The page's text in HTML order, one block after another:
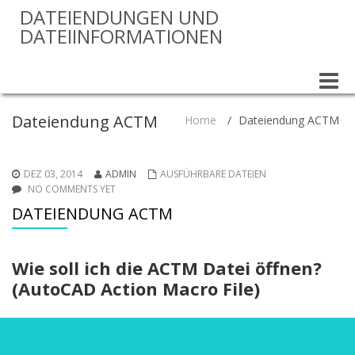
DATEIENDUNGEN UND
DATEIINFORMATIONEN
Toggle
Dateiendung ACTM Home / Dateiendung ACTM
DEZ 03, 2014 ADMIN
AUSFÜHRBARE DATEIEN
NO COMMENTS YET
DATEIENDUNG ACTM
Wie soll ich die ACTM Datei öffnen?
(AutoCAD Action Macro File)